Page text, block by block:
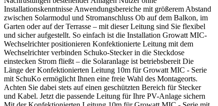
Installationskenntnisse Anwendungsbereiche mit größerem Abstand
zwischen Solarmodul und Stromanschluss Ob auf dem Balkon, im
Garten oder auf der Terrasse – mit dieser Leitung sind Sie flexibel
und sicher aufgestellt. So einfach ist die Installation Growatt MIC-
Wechselrichter positionieren Konfektionierte Leitung mit dem
Wechselrichter verbinden Schuko-Stecker in die Steckdose
einstecken Strom fließt – die Solaranlage ist betriebsbereit Die
Länge der Konfektionierten Leitung 10m für Growatt MIC - Serie
mit SchuKo ermöglicht Ihnen eine freie Wahl des Montageorts.
Achten Sie dabei stets auf einen geschützten Bereich für Stecker
und Kabel. Jetzt die passende Leitung für Ihre PV-Anlage sichern